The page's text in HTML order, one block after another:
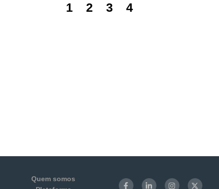
1 2 3 4
Quem somos